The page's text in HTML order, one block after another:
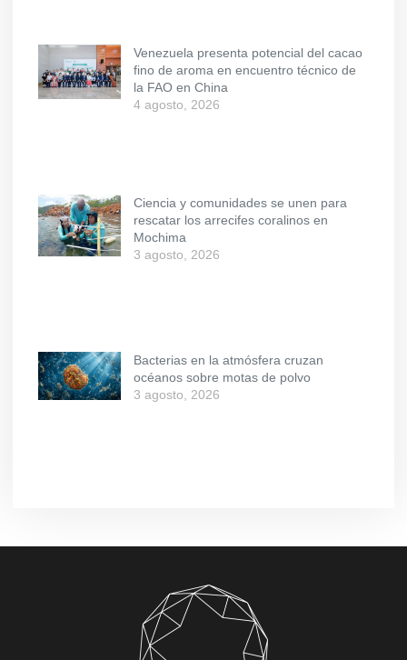
Venezuela presenta potencial del cacao
fino de aroma en encuentro técnico de
la FAO en China
4 agosto, 2026
Ciencia y comunidades se unen para
rescatar los arrecifes coralinos en
Mochima
3 agosto, 2026
Bacterias en la atmósfera cruzan
océanos sobre motas de polvo
3 agosto, 2026